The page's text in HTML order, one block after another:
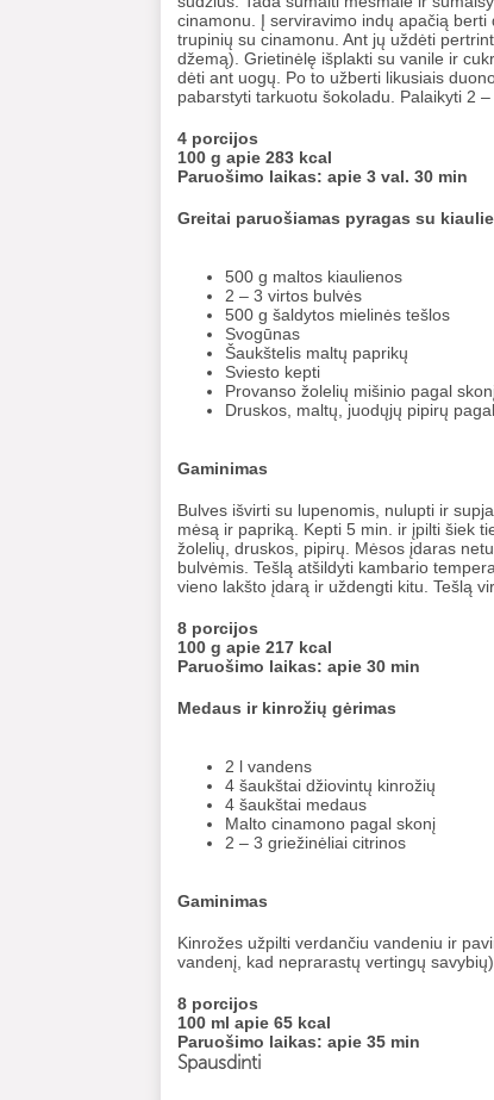
cinamonu. Į serviravimo indų apačią berti
trupinių su cinamonu. Ant jų uždėti
džemą). Grietinėlę išplakti su vanile ir
dėti ant uogų. Po to užberti likusiais
pabarstyti tarkuotu šokoladu. Palaikyti 2
4 porcijos
100 g apie 283 kcal
Paruošimo laikas: apie 3 val. 30 min
Greitai paruošiamas pyragas su
500 g maltos kiaulienos
2 – 3 virtos bulvės
500 g šaldytos mielinės tešlos
Svogūnas
Šaukštelis maltų paprikų
Sviesto kepti
Provanso žolelių mišinio pagal
Druskos, maltų, juodųjų pipirų
Gaminimas
Bulves išvirti su lupenomis, nulupti ir
mėsą ir papriką. Kepti 5 min. ir įpilti šiek
žolelių, druskos, pipirų. Mėsos įdaras
bulvėmis. Tešlą atšildyti kambario
vieno lakšto įdarą ir uždengti kitu. Tešlą
8 porcijos
100 g apie 217 kcal
Paruošimo laikas: apie 30 min
Medaus ir kinrožių gėrimas
2 l vandens
4 šaukštai džiovintų kinrožių
4 šaukštai medaus
Malto cinamono pagal skonį
2 – 3 griežinėliai citrinos
Gaminimas
Kinrožes užpilti verdančiu vandeniu ir
vandenį, kad neprarastų vertingų
8 porcijos
100 ml apie 65 kcal
Paruošimo laikas: apie 35 min
Spausdinti